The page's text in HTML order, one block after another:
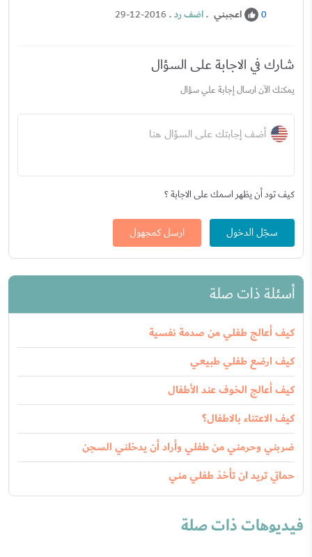
0 اعجبني .اضف رد.
29-12-2016
شارك في الاجابة على السؤال
يمكنك الآن ارسال إجابة علي سؤال
أضف إجابتك على السؤال هنا
كيف تود أن يظهر اسمك على الاجابة ؟
سجّل الدخول ارسل كمجهول
أسئلة ذات صلة
كيف أعالج طفلي من صدمة نفسية
كيف ارضع طفلي طبيعي
كيف أعالج الخوف عند الأطفال
كيف الاعتناء بالاطفال؟
ضربني وحرمني من طفلي وأراد أن يدخلني السجن
حماتي تريد ان تأخذ طفلي مني
فيديوهات ذات صلة